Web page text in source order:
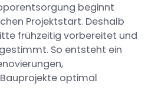
beginnt
Projektstart. Deshalb
frühzeitig vorbereitet und
So entsteht ein
optimal